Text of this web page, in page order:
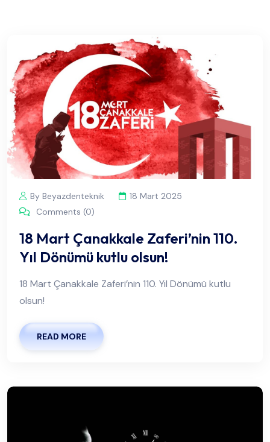
By Beyazdenteknik
18 Mart 2025
Comments (0)
18 Mart Çanakkale Zaferi’nin 110.
Yıl Dönümü kutlu olsun!
18 Mart Çanakkale Zaferi’nin 110. Yıl Dönümü kutlu
olsun!
READ MORE